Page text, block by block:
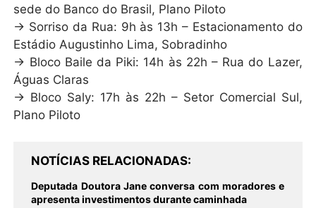
sede do Banco do Brasil, Plano Piloto
→ Sorriso da Rua: 9h às 13h – Estacionamento do
Estádio Augustinho Lima, Sobradinho
→ Bloco Baile da Piki: 14h às 22h – Rua do Lazer,
Águas Claras
→ Bloco Saly: 17h às 22h – Setor Comercial Sul,
Plano Piloto
NOTÍCIAS RELACIONADAS
Deputada Doutora Jane conversa com moradores e
apresenta investimentos durante caminhada